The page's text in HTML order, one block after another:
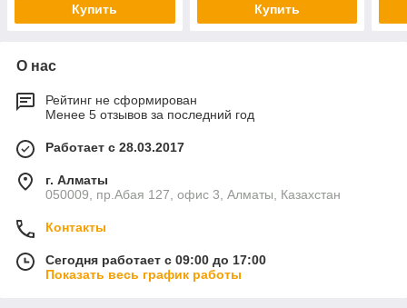
Купить Купить
О нас
Рейтинг не сформирован
Менее 5 отзывов за последний год
Работает с 28.03.2017
г. Алматы
050009, пр.Абая 127, офис 3, Алматы, Казахстан
Контакты
Сегодня работает с 09:00 до 17:00
Показать весь график работы